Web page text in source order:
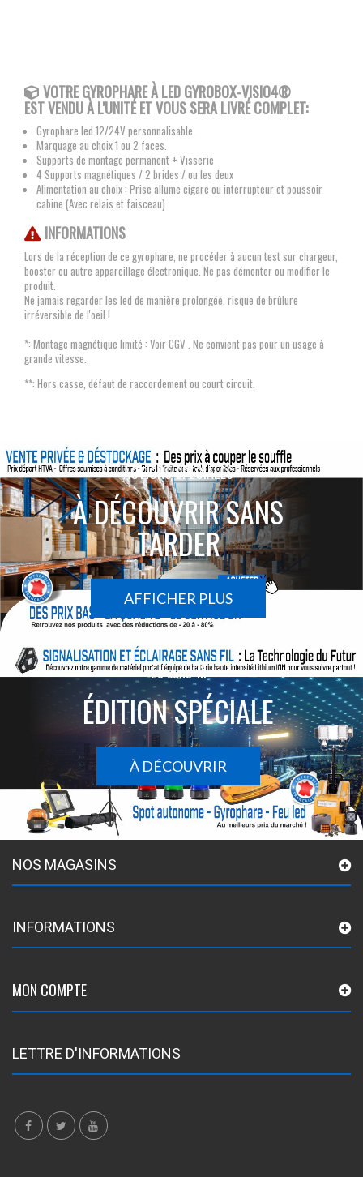
VOTRE GYROPHARE À LED GYROBOX-VISIO4®
EST VENDU À L'UNITÉ ET VOUS SERA LIVRÉ COMPLET:
Gyrophare led 12/24V personnalisable.
Marquage au choix 1 ou 2 faces.
Supports de montage permanent + Visserie
4 Supports magnétiques / 2 brides / ou les deux
Alimentation au choix : Prise allume cigare ou interrupteur et poussoir
cabine (Avec relais et faisceau)
INFORMATIONS
Lors de la réception de ce gyrophare, ne procéder à aucun test sur chargeur,
booster ou autre appareillage électronique. Ne pas démonter ou modifier le
produit.
Ne jamais regarder les led de manière prolongée, risque de brûlure
irréversible de l'oeil !
*: Montage magnétique limité : Voir CGV . Ne convient pas pour un usage à
grande vitesse.
**: Hors casse, défaut de raccordement ou court circuit.
ACTIONS SPÉCIALES
À DÉCOUVRIR SANS
TARDER
AFFICHER PLUS
Le sans-fil
ÉDITION SPÉCIALE
À DÉCOUVRIR
NOS MAGASINS
INFORMATIONS
MON COMPTE
LETTRE D'INFORMATIONS